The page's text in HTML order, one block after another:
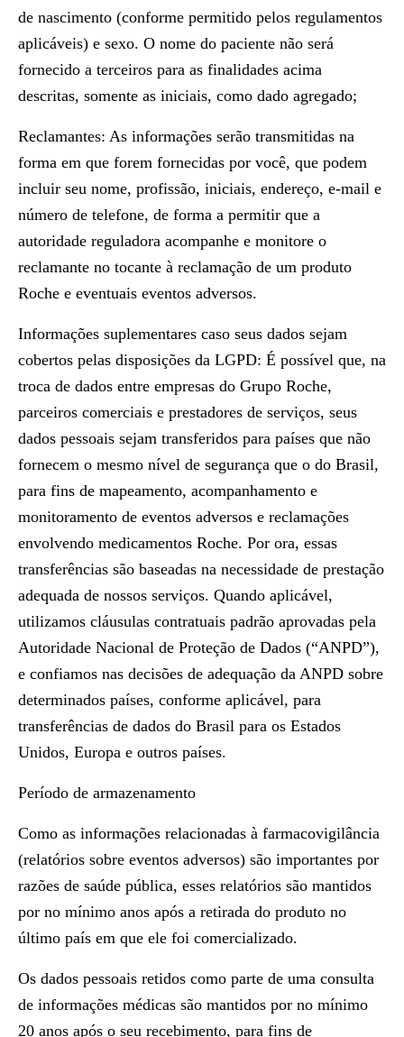
de nascimento (conforme permitido pelos regulamentos
aplicáveis) e sexo. O nome do paciente não será
fornecido a terceiros para as finalidades acima
descritas, somente as iniciais, como dado agregado;
Reclamantes: As informações serão transmitidas na
forma em que forem fornecidas por você, que podem
incluir seu nome, profissão, iniciais, endereço, e-mail e
número de telefone, de forma a permitir que a
autoridade reguladora acompanhe e monitore o
reclamante no tocante à reclamação de um produto
Roche e eventuais eventos adversos.
Informações suplementares caso seus dados sejam
cobertos pelas disposições da LGPD: É possível que, na
troca de dados entre empresas do Grupo Roche,
parceiros comerciais e prestadores de serviços, seus
dados pessoais sejam transferidos para países que não
fornecem o mesmo nível de segurança que o do Brasil,
para fins de mapeamento, acompanhamento e
monitoramento de eventos adversos e reclamações
envolvendo medicamentos Roche. Por ora, essas
transferências são baseadas na necessidade de prestação
adequada de nossos serviços. Quando aplicável,
utilizamos cláusulas contratuais padrão aprovadas pela
Autoridade Nacional de Proteção de Dados (“ANPD”),
e confiamos nas decisões de adequação da ANPD sobre
determinados países, conforme aplicável, para
transferências de dados do Brasil para os Estados
Unidos, Europa e outros países.
Período de armazenamento
Como as informações relacionadas à farmacovigilância
(relatórios sobre eventos adversos) são importantes por
razões de saúde pública, esses relatórios são mantidos
por no mínimo anos após a retirada do produto no
último país em que ele foi comercializado.
Os dados pessoais retidos como parte de uma consulta
de informações médicas são mantidos por no mínimo
20 anos após o seu recebimento, para fins de